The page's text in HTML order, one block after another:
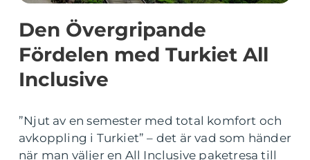
Den Övergripande
Fördelen med Turkiet All
Inclusive
”Njut av en semester med total komfort och
avkoppling i Turkiet” – det är vad som händer
när man väljer en All Inclusive paketresa till